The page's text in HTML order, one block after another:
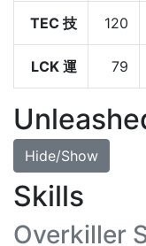
TEC 技 120
LCK 運 79
Hide/Show
Skills
Overkiller